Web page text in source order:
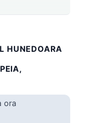
HUNEDOARA
ora